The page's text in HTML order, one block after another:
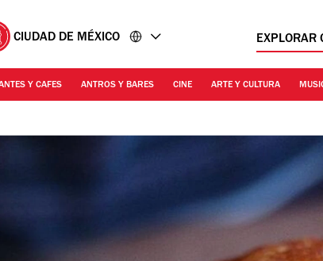
CIUDAD DE MÉXICO EXPLORAR
Y CAFES ANTROS Y BARES CINE ARTE Y CULTURA